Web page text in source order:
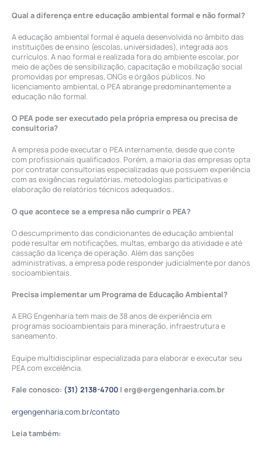
Qual a diferença entre educação ambiental formal e não formal?
A educação ambiental formal é aquela desenvolvida no âmbito das
instituições de ensino (escolas, universidades), integrada aos
currículos. A nao formal e realizada fora do ambiente escolar, por
meio de ações de sensibilização, capacitação e mobilização social
promovidas por empresas, ONGs e órgãos públicos. No
licenciamento ambiental, o PEA abrange predominantemente a
educação não formal.
O PEA pode ser executado pela própria empresa ou precisa de
consultoria?
A empresa pode executar o PEA internamente, desde que conte
com profissionais qualificados. Porém, a maioria das empresas opta
por contratar consultorias especializadas que possuem experiência
com as exigências regulatórias, metodologias participativas e
elaboração de relatórios técnicos adequados..
O que acontece se a empresa não cumprir o PEA?
O descumprimento das condicionantes de educação ambiental
pode resultar em notificações, multas, embargo da atividade e até
cassação da licença de operação. Além das sanções
administrativas, a empresa pode responder judicialmente por danos
socioambientais.
Precisa implementar um Programa de Educação Ambiental?
A ERG Engenharia tem mais de 38 anos de experiência em
programas socioambientais para mineração, infraestrutura e
saneamento.
Equipe multidisciplinar especializada para elaborar e executar seu
PEA com excelência.
Fale conosco: (31) 2138-4700 | erg@ergengenharia.com.br
ergengenharia.com.br/contato
Leia também: